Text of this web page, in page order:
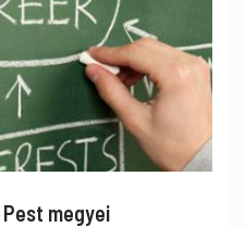
megyei